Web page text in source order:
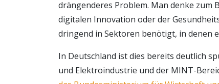
drängenderes Problem. Man denke zum
digitalen Innovation oder der
dringend in Sektoren benötigt, in denen
In Deutschland ist dies bereits deutlich
und Elektroindustrie und der MINT-